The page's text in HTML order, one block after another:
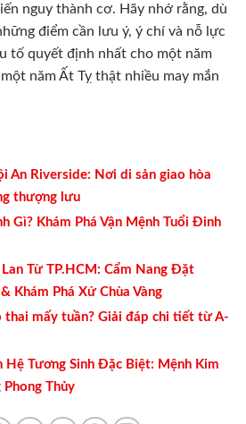
nguy thành cơ. Hãy nhớ rằng, dù
điểm cần lưu ý, ý chí và nỗ lực
tố quyết định nhất cho một năm
năm Ất Tỵ thật nhiều may mắn
An Riverside: Nơi di sản giao hòa
thượng lưu
Gì? Khám Phá Vận Mệnh Tuổi Đinh
Từ TP.HCM: Cẩm Nang Đặt
Khám Phá Xứ Chùa Vàng
thai mấy tuần? Giải đáp chi tiết từ A-
Hệ Tương Sinh Đặc Biệt: Mệnh Kim
Phong Thủy